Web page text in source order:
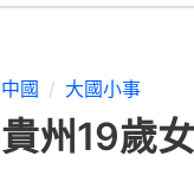
中國 大國小事
貴州19歲